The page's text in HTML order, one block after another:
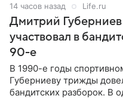
14 часов назад Life.ru
Дмитрий Губерниев
участвовал в
90-е
В 1990-е годы
Губерниеву трижды
бандитских разборок. В